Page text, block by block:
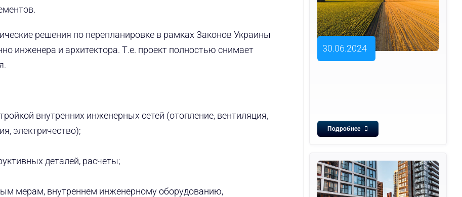
решения по перепланировке в рамках Законов Украины
инженера и архитектора. Т.е. проект полностью снимает
внутренних инженерных сетей (отопление, вентиляция,
электричество);
деталей, расчеты;
мерам, внутреннем инженерному оборудованию,
30.06.2024
Подробнее